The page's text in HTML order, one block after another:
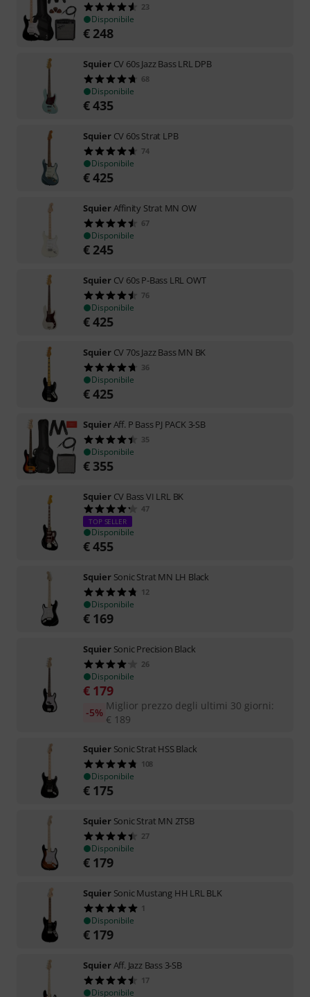
23
Disponibile
€ 248
Squier CV 60s Jazz Bass LRL DPB
68
Disponibile
€435
Squier CV 60s Strat LPB
74
Disponibile
€425
SquierAffinity Strat MN OW
67
Disponibile
€ 245
Squier CV 60s P-Bass LRL OWT
76
Disponibile
€425
Squier CV 70s Jazz Bass MN BK
36
Disponibile
€425
SquierAff. P Bass PJ PACK 3-SB
35
Disponibile
€ 355
Squier CV Bass VI LRL BK
47
TOP SELLER
Disponibile
€455
Squier Sonic Strat MN LH Black
12
Disponibile
€ 169
Squier Sonic Precision Black
26
Disponibile
€ 179
Miglior prezzo degli ultimi 30 giorni:
€ 189
-5%
Squier Sonic Strat HSS Black
108
Disponibile
€ 175
Squier Sonic Strat MN 2TSB
27
Disponibile
€ 179
Squier Sonic Mustang HH LRL BLK
1
Disponibile
€ 179
SquierAff. Jazz Bass 3-SB
17
Disponibile